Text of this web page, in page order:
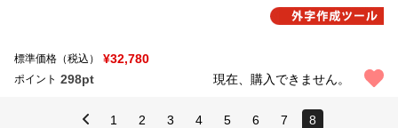
標準価格（税込） ¥32,780
ポイント 298pt 現在、購入できません。
1 2 3 4 5 6 7 8